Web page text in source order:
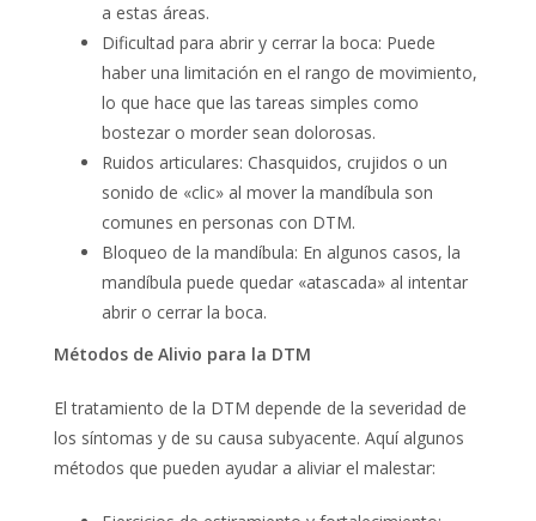
a estas áreas.
Dificultad para abrir y cerrar la boca: Puede
haber una limitación en el rango de movimiento,
lo que hace que las tareas simples como
bostezar o morder sean dolorosas.
Ruidos articulares: Chasquidos, crujidos o un
sonido de «clic» al mover la mandíbula son
comunes en personas con DTM.
Bloqueo de la mandíbula: En algunos casos, la
mandíbula puede quedar «atascada» al intentar
abrir o cerrar la boca.
Métodos de Alivio para la DTM
El tratamiento de la DTM depende de la severidad de
los síntomas y de su causa subyacente. Aquí algunos
métodos que pueden ayudar a aliviar el malestar: